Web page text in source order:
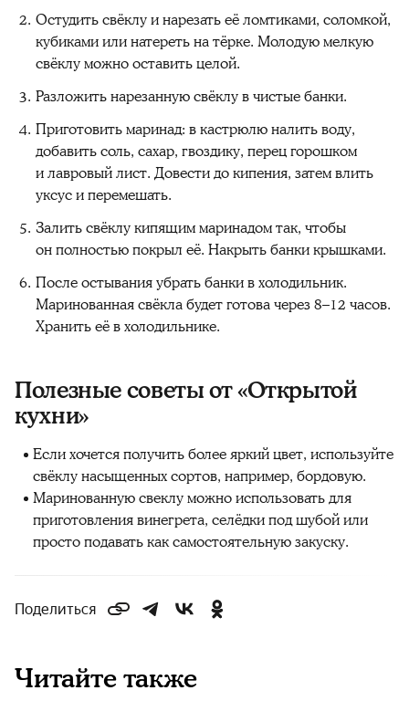
Остудить свёклу и нарезать её ломтиками, соломкой,
кубиками или натереть на тёрке. Молодую мелкую
свёклу можно оставить целой.
Разложить нарезанную свёклу в чистые банки.
Приготовить маринад: в кастрюлю налить воду,
добавить соль, сахар, гвоздику, перец горошком
и лавровый лист. Довести до кипения, затем влить
уксус и перемешать.
Залить свёклу кипящим маринадом так, чтобы
он полностью покрыл её. Накрыть банки крышками.
После остывания убрать банки в холодильник.
Маринованная свёкла будет готова через 8–12 часов.
Хранить её в холодильнике.
Полезные советы от «Открытой
кухни»
Если хочется получить более яркий цвет, используйте
свёклу насыщенных сортов, например, бордовую.
Маринованную свеклу можно использовать для
приготовления винегрета, селёдки под шубой или
просто подавать как самостоятельную закуску.
Поделиться
Читайте также